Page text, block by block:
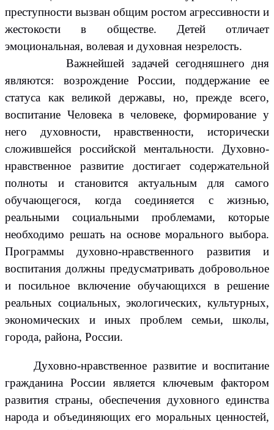
преступности вызван общим ростом агрессивности и
жестокости в обществе. Детей отличает
эмоциональная, волевая и духовная незрелость.
Важнейшей задачей сегодняшнего дня
являются: возрождение России, поддержание ее
статуса как великой державы, но, прежде всего,
воспитание Человека в человеке, формирование у
него духовности, нравственности, исторически
сложившейся российской ментальности. Духовно-
нравственное развитие достигает содержательной
полноты и становится актуальным для самого
обучающегося, когда соединяется с жизнью,
реальными социальными проблемами, которые
необходимо решать на основе морального выбора.
Программы духовно-нравственного развития и
воспитания должны предусматривать добровольное
и посильное включение обучающихся в решение
реальных социальных, экологических, культурных,
экономических и иных проблем семьи, школы,
города, района, России.
Духовно-нравственное развитие и воспитание
гражданина России является ключевым фактором
развития страны, обеспечения духовного единства
народа и объединяющих его моральных ценностей,